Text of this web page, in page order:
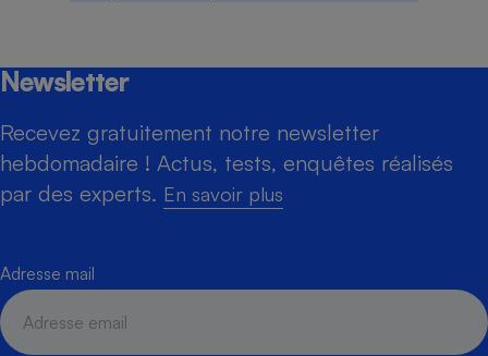
Newsletter
Recevez gratuitement notre newsletter
hebdomadaire ! Actus, tests, enquêtes réalisés
par des experts. En savoir plus
Adresse mail